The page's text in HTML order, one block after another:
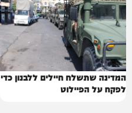
המדינה שתשלח חיילים ללבנון כדי
לפקח על הפיילוט